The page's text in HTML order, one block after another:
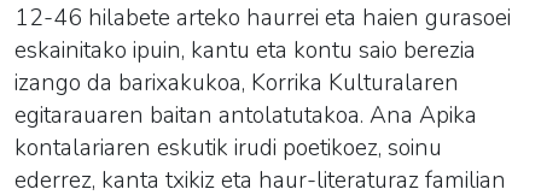
12-46 hilabete arteko haurrei eta haien gurasoei
eskainitako ipuin, kantu eta kontu saio berezia
izango da barixakukoa, Korrika Kulturalaren
egitarauaren baitan antolatutakoa. Ana Apika
kontalariaren eskutik irudi poetikoez, soinu
ederrez, kanta txikiz eta haur-literaturaz familian